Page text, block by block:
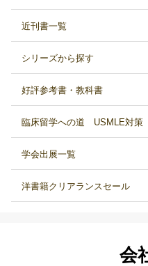
近刊書一覧
シリーズから探す
好評参考書・教科書
臨床留学への道 USMLE対策
学会出展一覧
洋書籍クリアランスセール
会